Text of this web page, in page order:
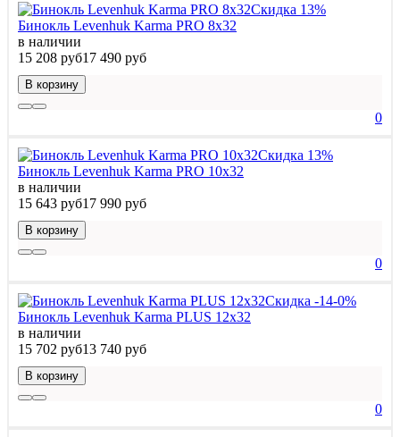
Скидка 13%
Бинокль Levenhuk Karma PRO 8x32
в наличии
15 208 руб17 490 руб
В корзину
0
Скидка 13%
Бинокль Levenhuk Karma PRO 10x32
в наличии
15 643 руб17 990 руб
В корзину
0
Скидка -14-0%
Бинокль Levenhuk Karma PLUS 12x32
в наличии
15 702 руб13 740 руб
В корзину
0